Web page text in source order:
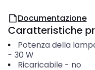
Documentazione
Caratteristiche
Potenza della
- 30 W
Ricaricabile - no